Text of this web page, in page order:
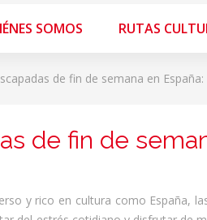
SOMOS RUTAS
de fin de semana en
de fin de
y rico en cultura como España,